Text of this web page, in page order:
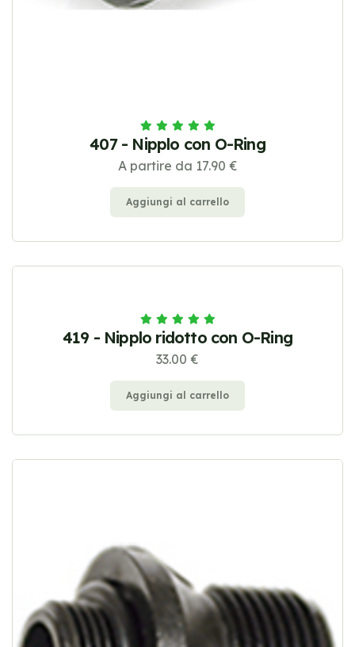
407 - Nipplo con O-Ring
A partire da 17.90 €
Aggiungi al carrello
419 - Nipplo ridotto con O-Ring
33.00 €
Aggiungi al carrello